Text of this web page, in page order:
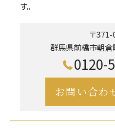
す。
〒
群馬県前橋市朝
0120-
お問い合わ